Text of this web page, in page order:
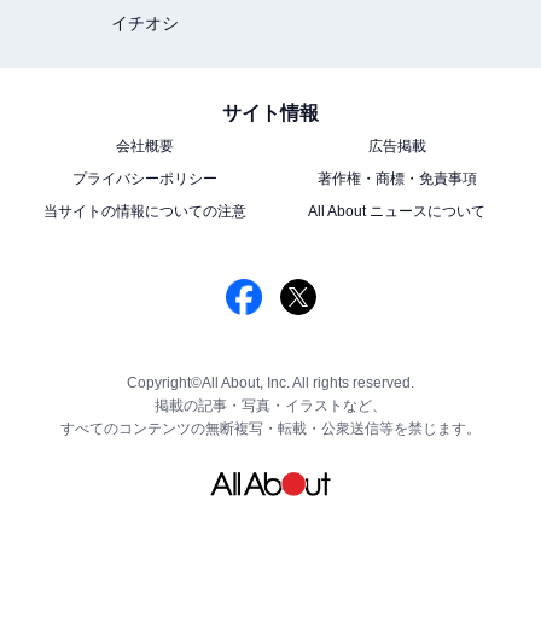
イチオシ
サイト情報
会社概要
広告掲載
プライバシーポリシー
著作権・商標・免責事項
当サイトの情報についての注意
All About ニュースについて
Copyright©All About, Inc. All rights reserved.
掲載の記事・写真・イラストなど、
すべてのコンテンツの無断複写・転載・公衆送信等を禁じます。